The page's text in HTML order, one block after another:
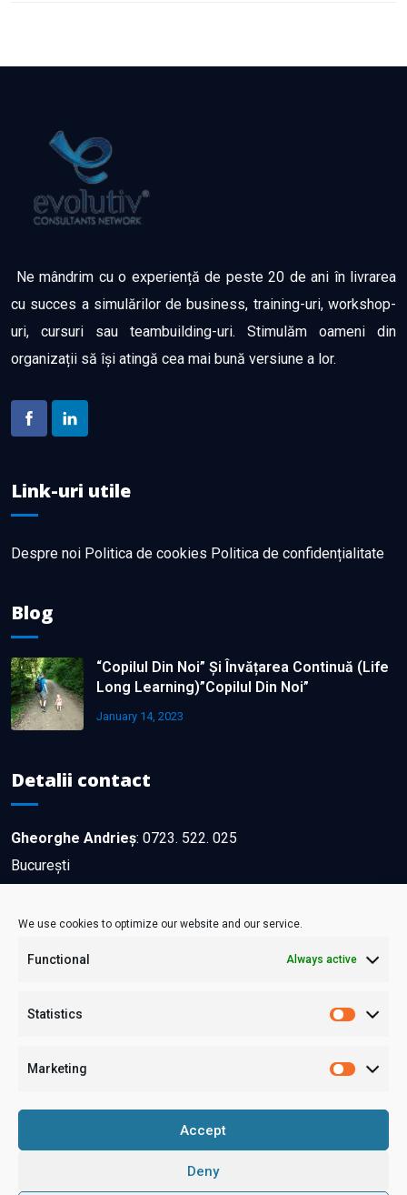
We use cookies to optimize our website and our service.
Functional Always active
Statistics
Marketing
Accept
Deny
Ne mândrim cu o experiență de peste 20 de ani în livrarea
cu succes a simulărilor de business, training-uri, workshop-
uri, cursuri sau teambuilding-uri. Stimulăm oameni din
organizații să își atingă cea mai bună versiune a lor.
Link-uri utile
Despre noi Politica de cookies Politica de confidențialitate
Blog
“Copilul Din Noi” Și Învățarea Continuă (life
Long Learning)”Copilul Din Noi”
January 14, 2023
Detalii contact
Gheorghe Andrieș: 0723. 522. 025
București
Dana Marcu:0744. 201. 784